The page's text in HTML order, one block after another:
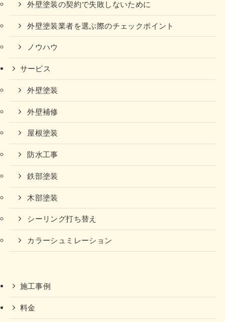
外壁塗装の契約で失敗しないために
外壁塗装業者を選ぶ際のチェックポイント
ノウハウ
サービス
外壁塗装
外壁補修
屋根塗装
防水工事
鉄部塗装
木部塗装
シーリング打ち替え
カラーシュミレーション
施工事例
料金